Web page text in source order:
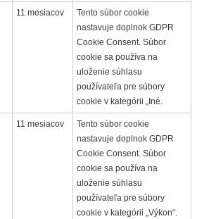
11 mesiacov
Tento súbor cookie
nastavuje doplnok GDPR
Cookie Consent. Súbor
cookie sa používa na
uloženie súhlasu
používateľa pre súbory
cookie v kategórii „Iné.
11 mesiacov
Tento súbor cookie
nastavuje doplnok GDPR
Cookie Consent. Súbor
cookie sa používa na
uloženie súhlasu
používateľa pre súbory
cookie v kategórii „Výkon“.